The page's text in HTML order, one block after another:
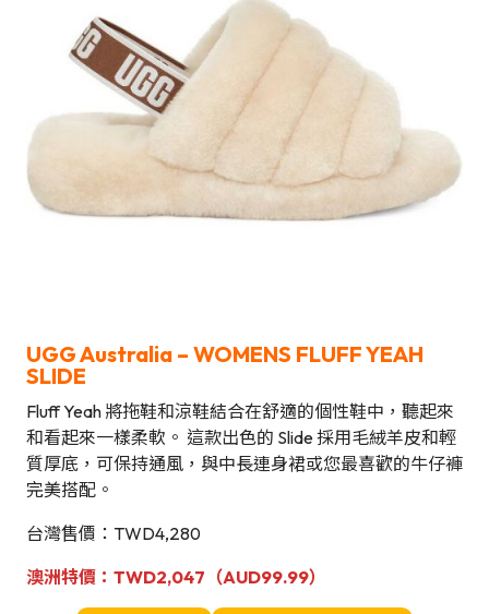
UGG Australia – WOMENS FLUFF YEAH
SLIDE
Fluff Yeah 將拖鞋和涼鞋結合在舒適的個性鞋中，聽起來
和看起來一樣柔軟。 這款出色的 Slide 採用毛絨羊皮和輕
質厚底，可保持通風，與中長連身裙或您最喜歡的牛仔褲
完美搭配。
台灣售價：TWD4,280
澳洲特價： TWD2,047（AUD99.99）